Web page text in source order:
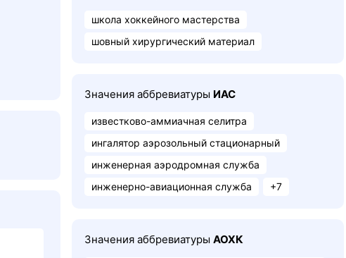
школа хоккейного мастерства
шовный хирургический материал
Значения аббревиатуры ИАС
известково-аммиачная селитра
ингалятор аэрозольный стационарный
инженерная аэродромная служба
инженерно-авиационная служба
+7
Значения аббревиатуры АОХК